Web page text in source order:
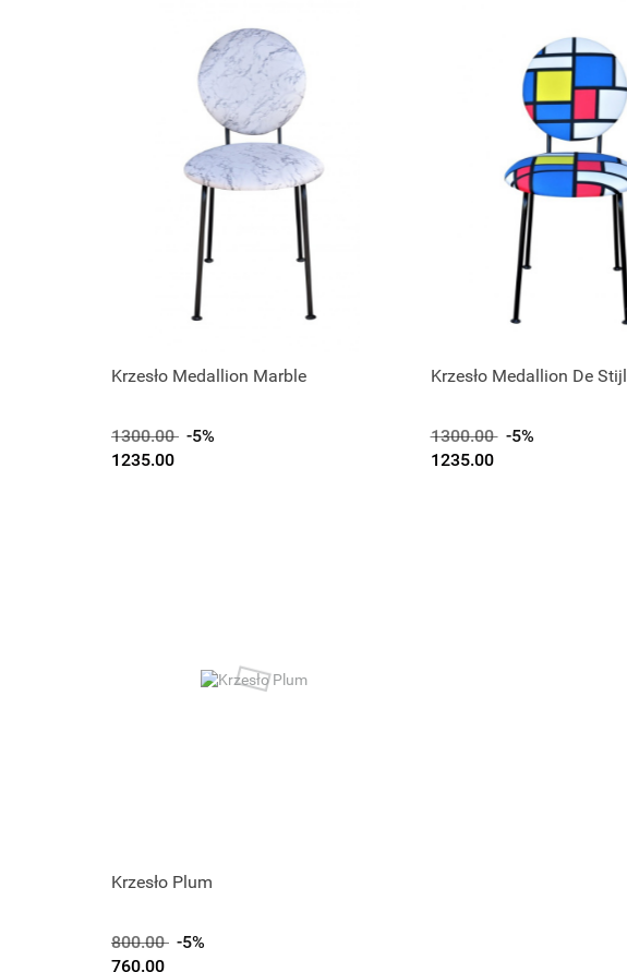
Krzesło Medallion Marble
1300.00 -5%
1235.00
Krzesło Medallion De Stijl
1300.00
-5%
1235.00
Krzesło Plum
800.00 -5%
760.00